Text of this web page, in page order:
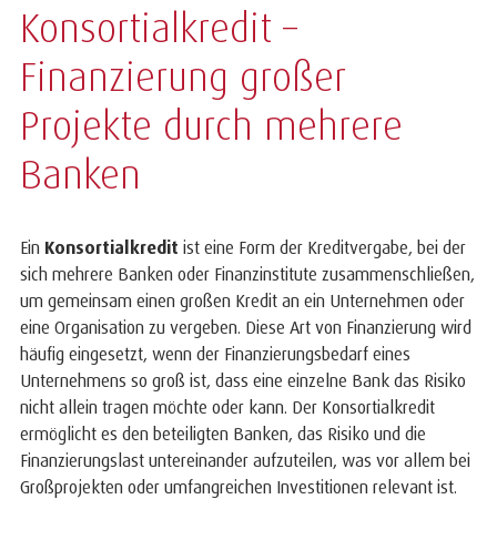
Konsortialkredit –
Finanzierung großer
Projekte durch mehrere
Banken
Ein Konsortialkredit ist eine Form der Kreditvergabe, bei der
sich mehrere Banken oder Finanzinstitute zusammenschließen,
um gemeinsam einen großen Kredit an ein Unternehmen oder
eine Organisation zu vergeben. Diese Art von Finanzierung wird
häufig eingesetzt, wenn der Finanzierungsbedarf eines
Unternehmens so groß ist, dass eine einzelne Bank das Risiko
nicht allein tragen möchte oder kann. Der Konsortialkredit
ermöglicht es den beteiligten Banken, das Risiko und die
Finanzierungslast untereinander aufzuteilen, was vor allem bei
Großprojekten oder umfangreichen Investitionen relevant ist.